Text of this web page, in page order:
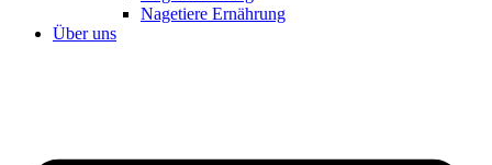
Nagetiere Ernährung
Über uns